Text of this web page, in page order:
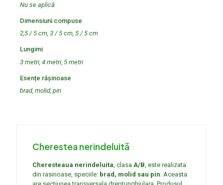
Nu se aplică
Dimensiuni compuse
2,5 / 5 cm, 3 / 5 cm, 5 / 5 cm
Lungimi
3 metri, 4 metri, 5 metri
Esențe rășinoase
brad, molid, pin
Cherestea nerindeluită
Cheresteaua nerindeluita, clasa A/B, este realizata
din rasinoase, speciile: brad, molid sau pin. Aceasta